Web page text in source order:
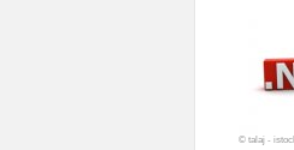
© talaj -